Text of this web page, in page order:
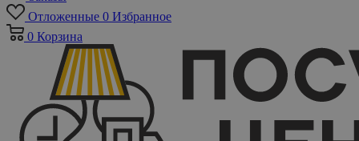
Отложенные 0 Избранное
0 Корзина